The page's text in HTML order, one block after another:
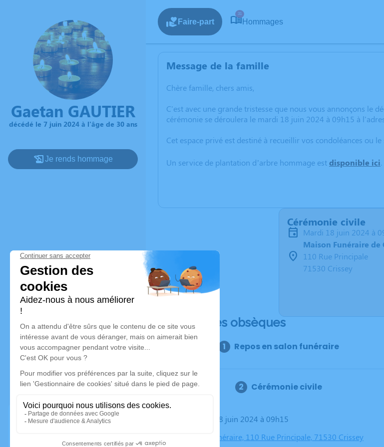
Gaetan GAUTIER
décédé le 7 juin 2024 à l'âge de 30 ans
Je rends hommage
Faire-part
31
Hommages
Message de la famille
Chère famille, chers amis,
C'est avec une grande tristesse que nous vous annonçons le
cérémonie se déroulera le mardi 18 juin 2024 à 09h15 à
Cet espace privé est destiné à recueillir vos condoléances ou
Un service de plantation d’arbre hommage estdisponible ici.
Cérémonie civile
mardi 18 juin 2024 à
Maison Funéraire de
110 Rue Principale
71530 Crissey
Déroulé des obsèques
Repos en salon funéraire
Cérémonie civile
Le mardi 18 juin 2024 à 09h15
Maison Funéraire, 110 Rue Principale, 71530 Crissey